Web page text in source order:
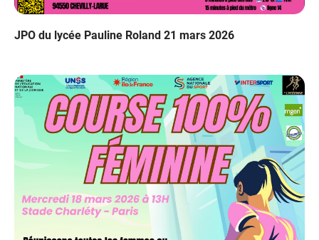
JPO du lycée Pauline Roland 21 mars 2026